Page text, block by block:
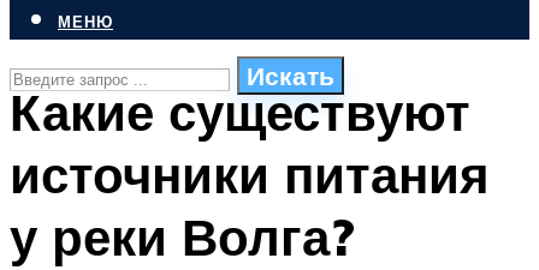
Искать
СТИЛИ ПЛАВАНЬЯ
ПЛАВАНЬЕ ДЛЯ ДЕТЕЙ
БАССЕЙН ДЛЯ ДОМА
МЕНЮ
Какие существуют
источники питания
у реки Волга?